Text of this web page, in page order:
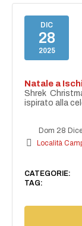
DIC
28
2025
Natale a
Shrek
ispirato alla
Dom 28
Località
CATEGORIE:
TAG: